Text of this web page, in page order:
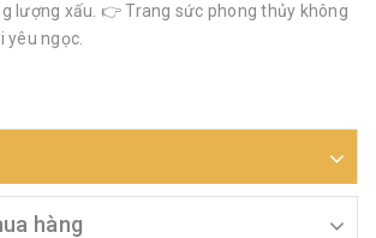
lượng xấu. 👉 Trang sức phong thủy không
yêu ngọc.
hàng